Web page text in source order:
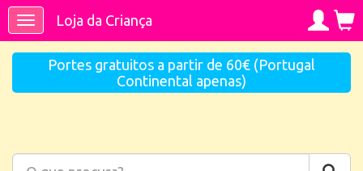
ToggleLoja da Criança
Portes gratuitos a partir de 60€ (Portugal
Continental apenas)